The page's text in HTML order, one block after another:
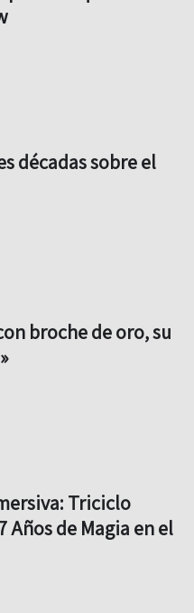
décadas sobre el
broche de oro, su
Triciclo
Años de Magia en el